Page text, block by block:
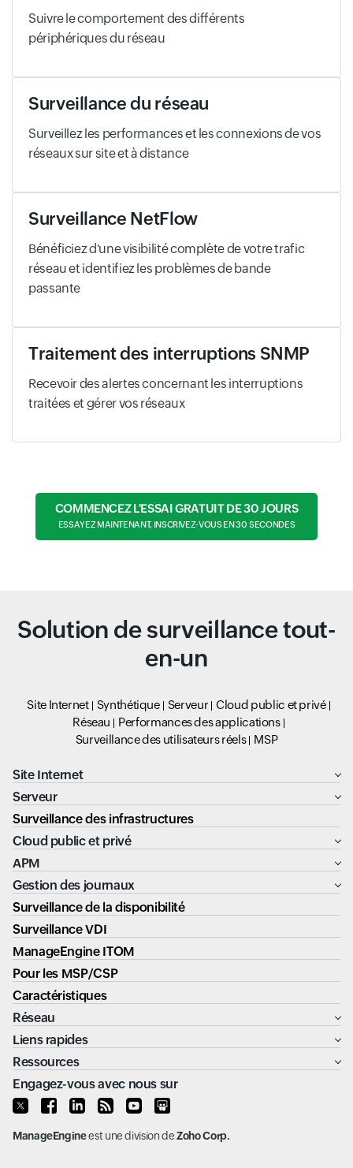
Suivre le comportement des différents
périphériques du réseau
Surveillance du réseau
Surveillez les performances et les connexions de vos
réseaux sur site et à distance
Surveillance NetFlow
Bénéficiez d'une visibilité complète de votre trafic
réseau et identifiez les problèmes de bande
passante
Traitement des interruptions SNMP
Recevoir des alertes concernant les interruptions
traitées et gérer vos réseaux
COMMENCEZ L'ESSAI GRATUIT DE 30 JOURS
ESSAYEZ MAINTENANT, INSCRIVEZ-VOUS EN 30 SECONDES
Solution de surveillance tout-
en-un
Site Internet Synthétique Serveur
Cloud public et privé
Réseau
Performances des applications
Surveillance des utilisateurs réels
MSP
Site Internet
Serveur
Surveillance des infrastructures
Cloud public et privé
APM
Gestion des journaux
Surveillance de la disponibilité
Surveillance VDI
ManageEngine ITOM
Pour les MSP/CSP
Caractéristiques
Réseau
Liens rapides
Ressources
Engagez-vous avec nous sur
ManageEngineest une division deZoho Corp.